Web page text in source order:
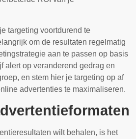
targeting voortdurend te
om de resultaten regelmatig
aan te passen op basis
alert op veranderend gedrag en
en stem hier je targeting op af
advertenties te maximaliseren.
wilt behalen, is het